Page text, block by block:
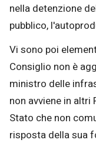
nella detenzione
pubblico,
Vi sono poi
Consiglio non è
ministro delle
non avviene in altri
Stato che non
risposta della sua